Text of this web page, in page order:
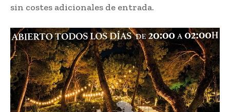
sin costes adicionales de entrada.